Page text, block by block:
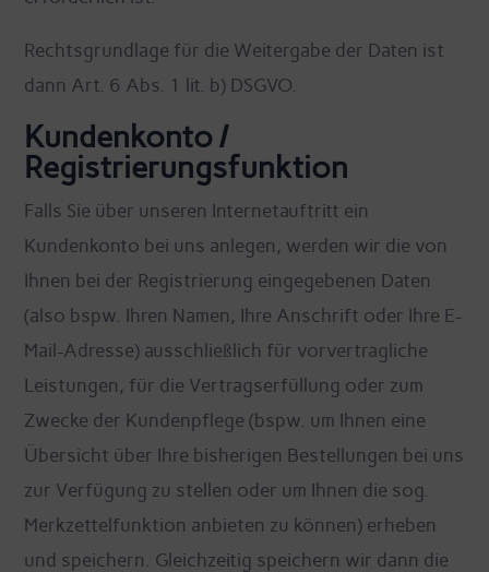
Rechtsgrundlage für die Weitergabe der Daten ist
dann Art. 6 Abs. 1 lit. b) DSGVO.
Kundenkonto /
Registrierungsfunktion
Falls Sie über unseren Internetauftritt ein
Kundenkonto bei uns anlegen, werden wir die von
Ihnen bei der Registrierung eingegebenen Daten
(also bspw. Ihren Namen, Ihre Anschrift oder Ihre E-
Mail-Adresse) ausschließlich für vorvertragliche
Leistungen, für die Vertragserfüllung oder zum
Zwecke der Kundenpflege (bspw. um Ihnen eine
Übersicht über Ihre bisherigen Bestellungen bei uns
zur Verfügung zu stellen oder um Ihnen die sog.
Merkzettelfunktion anbieten zu können) erheben
und speichern. Gleichzeitig speichern wir dann die